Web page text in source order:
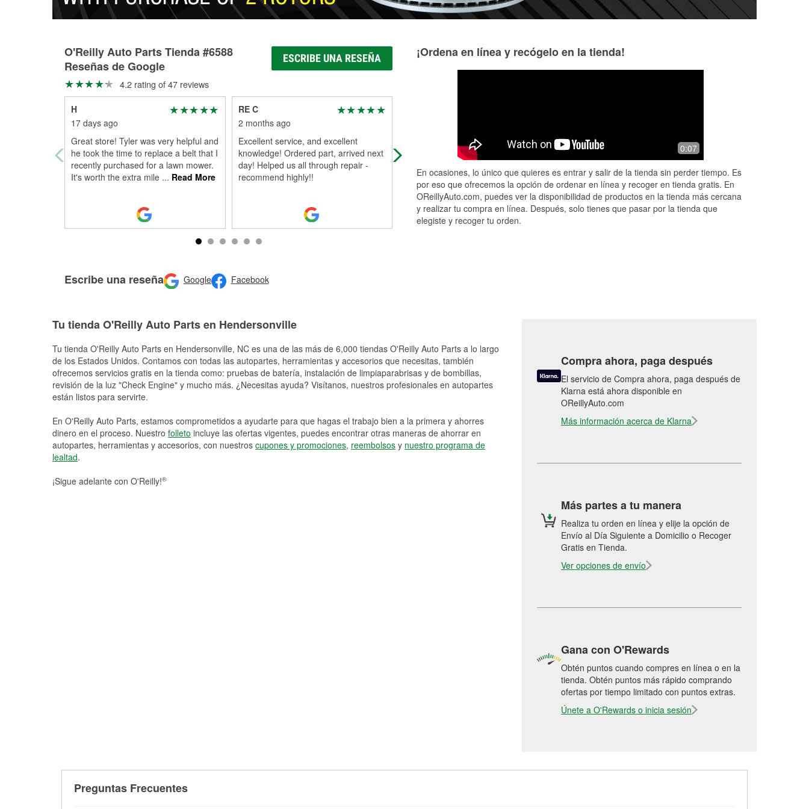
O'Reilly Auto Parts Tienda #6588
Reseñas de Google
ESCRIBE UNA RESEÑA
4.2 rating of 47 reviews
H
17 days ago
Great store! Tyler was very helpful and
he took the time to replace a belt that I
recently purchased for a lawn mower.
It's worth the extra mile ... Read More
RE C
2 months ago
Excellent service, and excellent
knowledge! Ordered part, arrived next
day! Helped us all through repair -
recommend highly!!
The manager was beyond helpful and
nice . All the employees joked with me
were quick to come up with a solution
Read More
Great store Great staff
Escribe una reseña Google Facebook
¡Ordena en línea y recógelo en la tienda!
0:07
En ocasiones, lo único que quieres es entrar y salir de la tienda sin perder tiempo. Es
por eso que ofrecemos la opción de ordenar en línea y recoger en tienda gratis. En
OReillyAuto.com, puedes ver la disponibilidad de productos en la tienda más cercana
y realizar tu compra en línea. Después, solo tienes que pasar por la tienda que
elegiste y recoger tu orden.
Tu tienda O'Reilly Auto Parts en Hendersonville
Tu tienda O'Reilly Auto Parts en Hendersonville, NC es una de las más de 6,000 tiendas O'Reilly Auto Parts a lo largo
de los Estados Unidos. Contamos con todas las autopartes, herramientas y accesorios que necesitas, también
ofrecemos servicios gratis en la tienda como: pruebas de batería, instalación de limpiaparabrisas y de bombillas,
revisión de la luz "Check Engine" y mucho más. ¿Necesitas ayuda? Visítanos, nuestros profesionales en autopartes
están listos para servirte.
En O'Reilly Auto Parts, estamos comprometidos a ayudarte para que hagas el trabajo bien a la primera y ahorres
dinero en el proceso. Nuestro folleto incluye las ofertas vigentes, puedes encontrar otras maneras de ahorrar en
autopartes, herramientas y accesorios, con nuestros cupones y promociones, reembolsos y nuestro programa de
lealtad.
¡Sigue adelante con O'Reilly!®
Compra ahora, paga después
El servicio de Compra ahora, paga después de
Klarna está ahora disponible en
OReillyAuto.com
Más información acerca de Klarna
Más partes a tu manera
Realiza tu orden en línea y elije la opción de
Envío al Día Siguiente a Domicilio o Recoger
Gratis en Tienda.
Ver opciones de envío
Gana con O'Rewards
Obtén puntos cuando compres en línea o en la
tienda. Obtén puntos más rápido comprando
ofertas por tiempo limitado con puntos extras.
Únete a O'Rewards o inicia sesión
Preguntas Frecuentes